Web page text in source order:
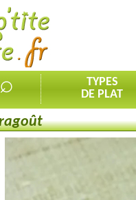
⌕
TYPES
DE PLAT
Ajouter la recette à mes favorites
Imprimer la recette